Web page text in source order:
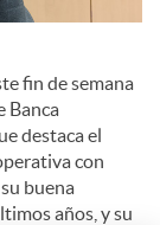
fin de semana
Banca
destaca el
con
buena
años, y su